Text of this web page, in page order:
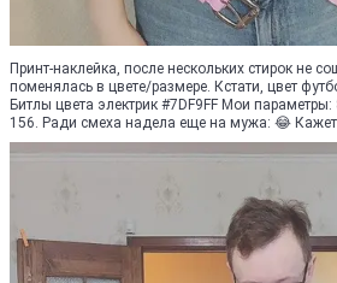
Принт-наклейка, после нескольких стирок не
поменялась в цвете/размере. Кстати, цвет
Битлы цвета электрик #7DF9FF Мои
156. Ради смеха надела еще на мужа: 😂